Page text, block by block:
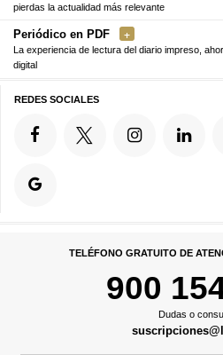
pierdas la actualidad más relevante
Periódico en PDF
La experiencia de lectura del diario impreso,
digital
REDES SOCIALES
TELÉFONO GRATUITO DE
900
Dudas o